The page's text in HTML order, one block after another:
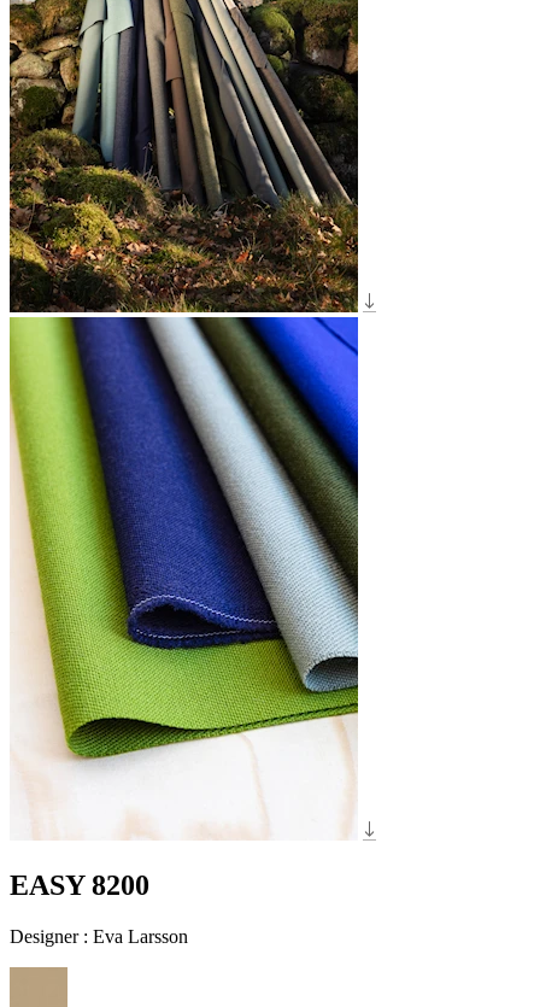
EASY 8200
Designer : Eva Larsson